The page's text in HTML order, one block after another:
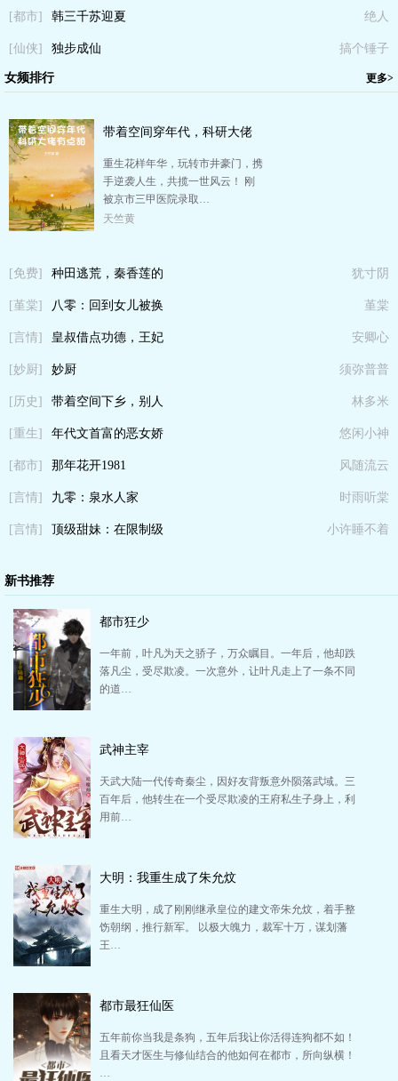
[都市] 韩三千苏迎夏 绝人
[仙侠] 独步成仙 搞个锤子
女频排行 更多>
带着空间穿年代，科研大佬
有点甜
重生花样年华，玩转市井豪门，携
手逆袭人生，共揽一世风云！ 刚
被京市三甲医院录取…
天竺黄
[免费] 种田逃荒，秦香莲的
养娃人生
犹寸阴
[堇棠] 八零：回到女儿被换
前
堇棠
[言情] 皇叔借点功德，王妃
把符画猛了
安卿心
[妙厨] 妙厨 须弥普普
[历史] 带着空间下乡，别人
吃糠我吃肉
林多米
[重生] 年代文首富的恶女娇
妻重生了
悠闲小神
[都市] 那年花开1981 风随流云
[言情] 九零：泉水人家 时雨听棠
[言情] 顶级甜妹：在限制级 小许睡不着
新书推荐
都市狂少
一年前，叶凡为天之骄子，万众瞩目。一年后，他却跌
落凡尘，受尽欺凌。一次意外，让叶凡走上了一条不同
的道…
武神主宰
天武大陆一代传奇秦尘，因好友背叛意外陨落武域。三
百年后，他转生在一个受尽欺凌的王府私生子身上，利
用前…
大明：我重生成了朱允炆
重生大明，成了刚刚继承皇位的建文帝朱允炆，着手整
饬朝纲，推行新军。 以极大魄力，裁军十万，谋划藩
王…
都市最狂仙医
五年前你当我是条狗，五年后我让你活得连狗都不如！
且看天才医生与修仙结合的他如何在都市，所向纵横！
…